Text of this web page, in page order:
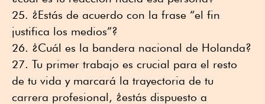
¿Estás de acuerdo con la frase “el fin
justifica los medios”?
¿Cuál es la bandera nacional de Holanda?
Tu primer trabajo es crucial para el resto
de tu vida y marcará la trayectoria de tu
carrera profesional, ¿estás dispuesto a